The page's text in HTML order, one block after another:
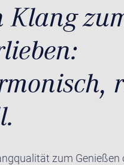
Klang
zum Genießen